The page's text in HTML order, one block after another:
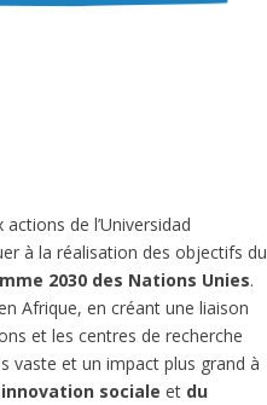
de l’Universidad
à la réalisation des objectifs du
2030 des Nations Unies.
Afrique, en créant une liaison
et les centres de recherche
vaste et un impact plus grand à
innovation sociale et du